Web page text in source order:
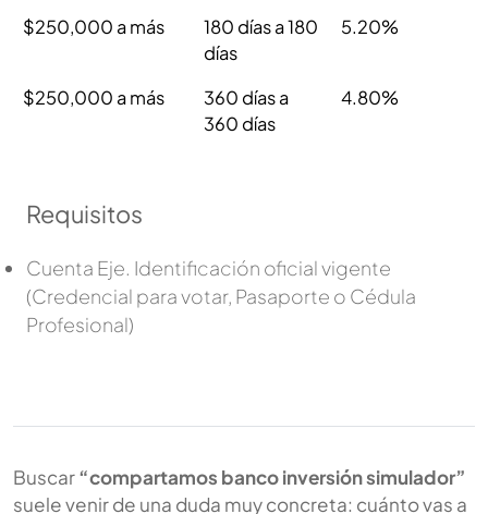
$250,000 a más
180 días a 180
días
5.20%
$250,000 a más
360 días a
360 días
4.80%
Requisitos
Cuenta Eje. Identificación oficial vigente
(Credencial para votar, Pasaporte o Cédula
Profesional)
Buscar“compartamos banco inversión simulador”
suele venir de una duda muy concreta: cuánto vas a